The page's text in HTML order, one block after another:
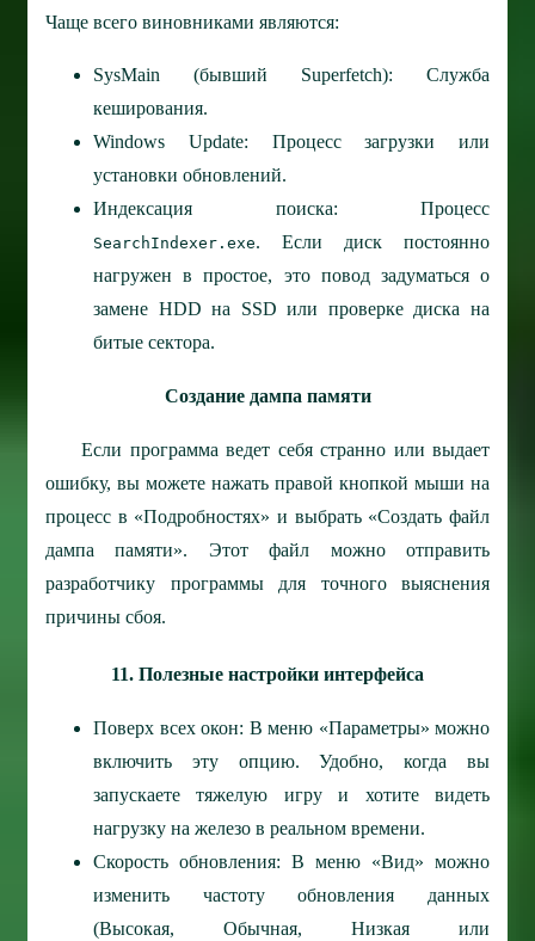
Чаще всего виновниками являются:
SysMain (бывший Superfetch): Служба
кеширования.
Windows Update: Процесс загрузки или
установки обновлений.
Индексация поиска: Процесс
SearchIndexer.exe. Если диск постоянно
нагружен в простое, это повод задуматься о
замене HDD на SSD или проверке диска на
битые сектора.
Создание дампа памяти
Если программа ведет себя странно или выдает
ошибку, вы можете нажать правой кнопкой мыши на
процесс в «Подробностях» и выбрать «Создать файл
дампа памяти». Этот файл можно отправить
разработчику программы для точного выяснения
причины сбоя.
11. Полезные настройки интерфейса
Поверх всех окон: В меню «Параметры» можно
включить эту опцию. Удобно, когда вы
запускаете тяжелую игру и хотите видеть
нагрузку на железо в реальном времени.
Скорость обновления: В меню «Вид» можно
изменить частоту обновления данных
(Высокая, Обычная, Низкая или